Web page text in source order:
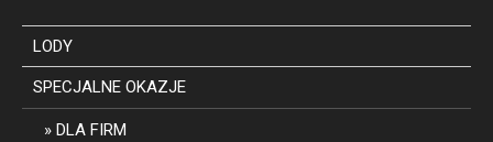
LODY
SPECJALNE OKAZJE
DLA FIRM